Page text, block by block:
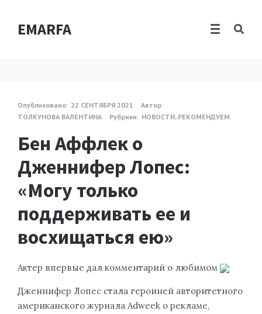
EMARFA
Опубликовано: 22 СЕНТЯБРЯ 2021
Автор:
ТОЛКУНОВА ВАЛЕНТИНА
Рубрики: НОВОСТИ, РЕКОМЕНДУЕМ
Бен Аффлек о
Дженнифер Лопес:
«Могу только
поддерживать ее и
восхищаться ею»
Актер впервые дал комментарий о любимом
Дженнифер Лопес стала героиней авторитетного
американского журнала Adweek о рекламе,